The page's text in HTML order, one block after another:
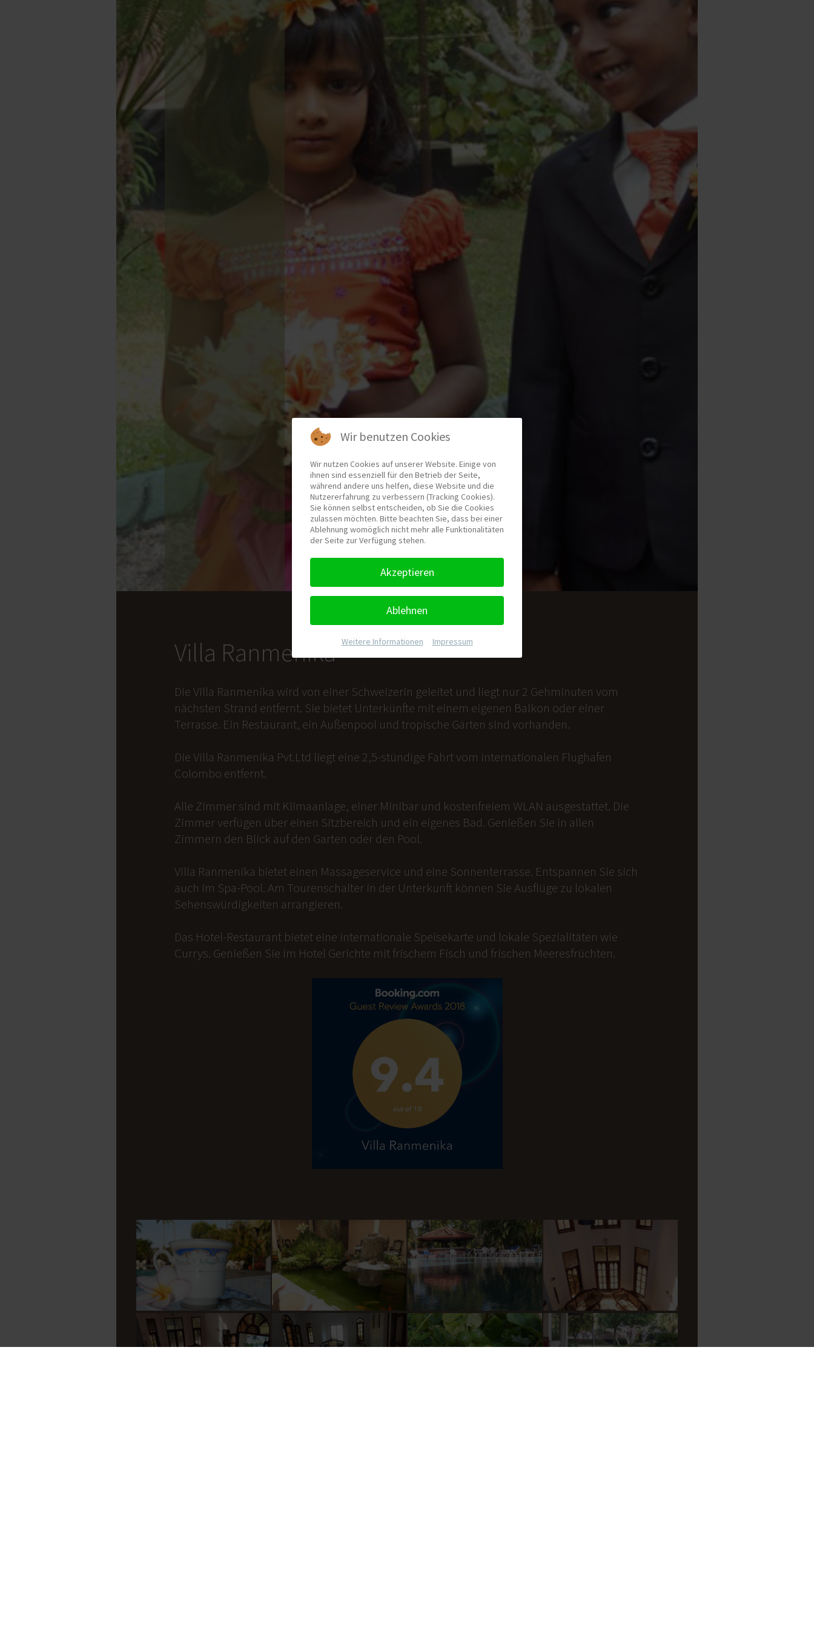
Villa Ranmenika
Die Villa Ranmenika wird von einer Schweizerin geleitet und liegt nur 2 Gehminuten vom
nächsten Strand entfernt. Sie bietet Unterkünfte mit einem eigenen Balkon oder einer
Terrasse. Ein Restaurant, ein Außenpool und tropische Gärten sind vorhanden.
Die Villa Ranmenika Pvt.Ltd liegt eine 2,5-stündige Fahrt vom internationalen Flughafen
Colombo entfernt.
Alle Zimmer sind mit Klimaanlage, einer Minibar und kostenfreiem WLAN ausgestattet. Die
Zimmer verfügen über einen Sitzbereich und ein eigenes Bad. Genießen Sie in allen
Zimmern den Blick auf den Garten oder den Pool.
Villa Ranmenika bietet einen Massageservice und eine Sonnenterrasse. Entspannen Sie sich
auch im Spa-Pool. Am Tourenschalter in der Unterkunft können Sie Ausflüge zu lokalen
Sehenswürdigkeiten arrangieren.
Das Hotel-Restaurant bietet eine internationale Speisekarte und lokale Spezialitäten wie
Currys. Genießen Sie im Hotel Gerichte mit frischem Fisch und frischen Meeresfrüchten.
Wir benutzen Cookies
Wir nutzen Cookies auf unserer Website. Einige von
ihnen sind essenziell für den Betrieb der Seite,
während andere uns helfen, diese Website und die
Nutzererfahrung zu verbessern (Tracking Cookies).
Sie können selbst entscheiden, ob Sie die Cookies
zulassen möchten. Bitte beachten Sie, dass bei einer
Ablehnung womöglich nicht mehr alle Funktionalitäten
der Seite zur Verfügung stehen.
Akzeptieren
Ablehnen
Weitere Informationen Impressum